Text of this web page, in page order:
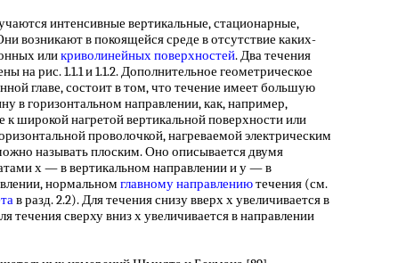
интенсивные вертикальные, стационарные,
возникают в покоящейся среде в отсутствие каких-
иликриволинейных поверхностей. Два течения
на рис. 1.1.1 и 1.1.2. Дополнительное геометрическое
главе, состоит в том, что течение имеет большую
в горизонтальном направлении, как, например,
широкой нагретой вертикальной поверхности или
проволочкой, нагреваемой электрическим
называть плоским. Оно описывается двумя
х — в вертикальном направлении и у — в
нормальном главному направлениютечения (см.
в разд. 2.2). Для течения снизу вверх х увеличивается в
течения сверху вниз х увеличивается в направлении